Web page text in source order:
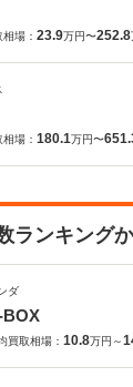
場： 23.9万円〜252.8
場： 180.1万円〜
ランキング
ダ
BOX
買取相場： 10.8万円～